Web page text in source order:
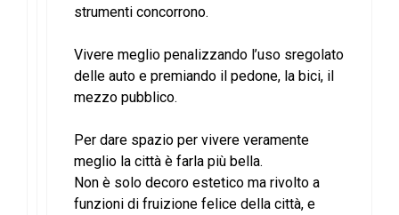
strumenti concorrono.
Vivere meglio penalizzando l’uso sregolato
delle auto e premiando il pedone, la bici, il
mezzo pubblico.
Per dare spazio per vivere veramente
meglio la città è farla più bella.
Non è solo decoro estetico ma rivolto a
funzioni di fruizione felice della città, e